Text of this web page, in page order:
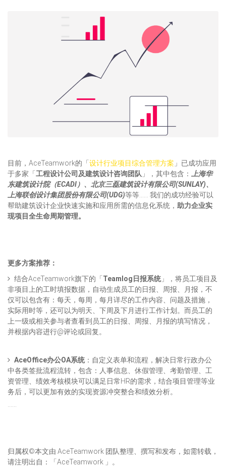
目前，AceTeamwork的「 设计行业项目综合管理方案 」已成功应用
于多家「 工程设计公司及建筑设计咨询团队 」，其中包含：
上海华
东建筑设计院（ECADI）、北京三磊建筑设计有限公司(SUNLAY)、
上海联创设计集团股份有限公司(UDG)等等…… 我们的成功经验可以
帮助建筑设计企业快速实施和应用所需的信息化系统， 助力企业实
现项目全生命周期管理。
更多方案推荐：
结合AceTeamwork旗下的「 Teamlog日报系统」，将员工项目及
非项目上的工时填报数据，自动生成员工的日报、周报、月报，不
仅可以包含有：每天，每周，每月详尽的工作内容、问题及措施，
实际用时等，还可以为明天、下周及下月进行工作计划。而员工的
上一级或相关参与者查看到员工的日报、周报、月报的填写情况，
并根据内容进行@评论或回复。
AceOffice办公OA系统：自定义表单和流程，解决日常行政办公
中各类签批流程流转，包含：人事信息、休假管理、考勤管理、工
资管理、绩效考核模块可以满足日常HR的需求，结合项目管理等业
务后，可以更加有效的实现资源冲突整合和绩效分析。
归属权©本文由 AceTeamwork 团队整理、撰写和发布，如需转载，
请注明出自：「AceTeamwork 」。